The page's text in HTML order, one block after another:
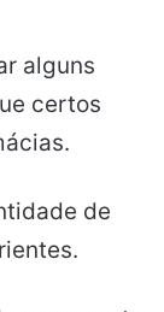
alguns
certos
de